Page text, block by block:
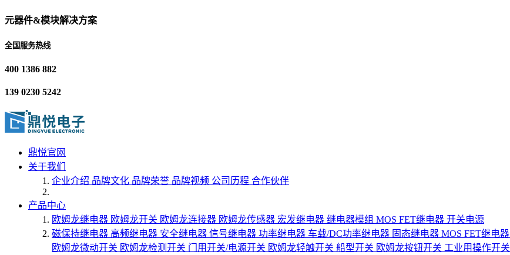
元器件&模块解决方案
全国服务热线
400 1386 882
139 0230 5242
鼎悦官网
关于我们
企业介绍 品牌文化 品牌荣誉 品牌视频 公司历程 合作伙伴
产品中心
欧姆龙继电器 欧姆龙开关 欧姆龙连接器 欧姆龙传感器 宏发继电器 继电器模组 MOS FET继电器 开关电源
磁保持继电器 高频继电器 安全继电器 信号继电器 功率继电器 车载/DC功率继电器 固态继电器 MOS FET继电器
欧姆龙微动开关 欧姆龙检测开关 门用开关/电源开关 欧姆龙轻触开关 船型开关 欧姆龙按钮开关 工业用操作开关